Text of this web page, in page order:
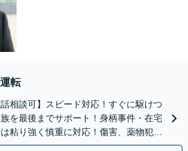
転
相談可】スピード対応！すぐに駆けつ
を最後までサポート！身柄事件・在宅
粘り強く慎重に対応！傷害、薬物犯
秘密厳守・プライバシー配慮】